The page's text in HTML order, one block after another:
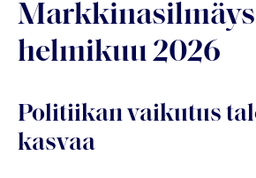
Markkinasilmäys
helmikuu 2026
Politiikan vaikutus
kasvaa